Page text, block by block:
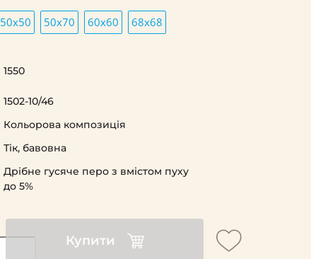
50х50 50х70 60х60 68х68
Купити
1550
1502-10/46
Кольорова композиція
Тік, бавовна
Дрібне гусяче перо з вмістом пуху
до 5%